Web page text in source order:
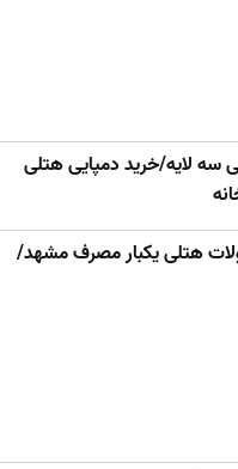
سه لایه/خرید دمپایی هتلی
هتلی یکبار مصرف مشهد/